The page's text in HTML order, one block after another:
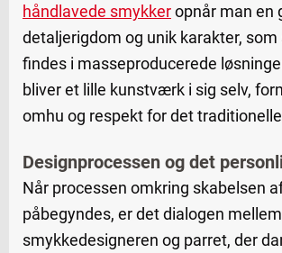
håndlavede smykkeropnår man en
detaljerigdom og unik karakter,
findes i masseproducerede
bliver et lille kunstværk i sig selv,
omhu og respekt for det
Designprocessen og det
Når processen omkring skabelsen
påbegyndes, er det dialogen mellem
smykkedesigneren og parret, der